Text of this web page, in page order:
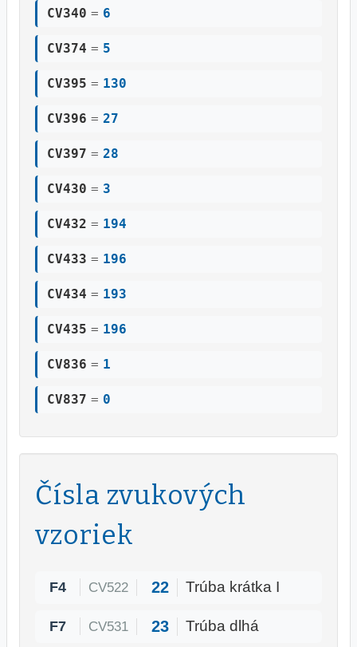
CV340 = 6
CV374 = 5
CV395 = 130
CV396 = 27
CV397 = 28
CV430 = 3
CV432 = 194
CV433 = 196
CV434 = 193
CV435 = 196
CV836 = 1
CV837 = 0
Čísla zvukových
vzoriek
F4 CV522 22 Trúba krátka I
F7 CV531 23 Trúba dlhá